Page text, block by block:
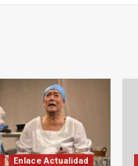
Enlace Actualidad